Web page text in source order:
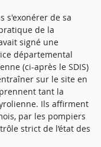
s'exonérer de sa
de la
signé une
départemental
(ci-après le SDIS)
sur le site en
tant la
Ils affirment
par les pompiers
strict de l’état des